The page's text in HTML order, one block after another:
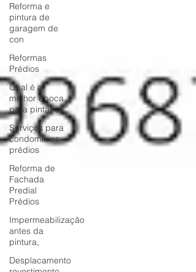
Reforma e
pintura de
garagem de
con
Reformas
Prédios
Qual é a
melhor época
para pintar a
Serviços para
condomínios
prédios
Reforma de
Fachada
Predial
Prédios
Impermeabilização
antes da
pintura,
Desplacamento